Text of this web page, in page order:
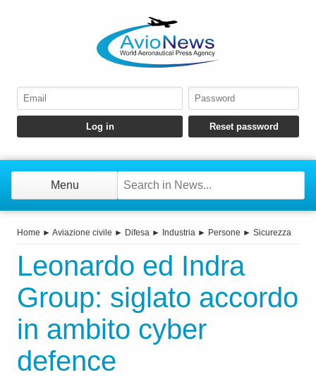
Menu
Home ► Aviazione civile ► Difesa ► Industria ► Persone ► Sicurezza
Leonardo ed Indra
Group: siglato accordo
in ambito cyber
defence